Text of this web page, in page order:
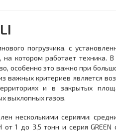
погрузчика, с
котором работает техника.
особенно это важно при
критериев является
и в закрытых
выхлопных газов.
несколькими сериями:
1 до 3,5 тонн и серия